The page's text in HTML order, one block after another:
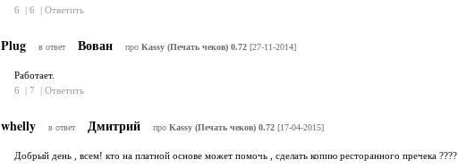
6
| 6 | Ответить
Plug в ответ Вован про Kassy (Печать чеков) 0.72[27-11-2014]
Работает.
6
| 7 | Ответить
whelly в ответ Дмитрий про Kassy (Печать чеков) 0.72[17-04-2015]
Добрый день , всем! кто на платной основе может помочь , сделать копию ресторанного пречека ????